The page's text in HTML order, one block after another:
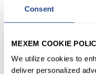
Consent
MEXEM COOKIE
We utilize cookies to
deliver personalized
ÉTAPE1
Connectez-vous à
Brokers et cliquez